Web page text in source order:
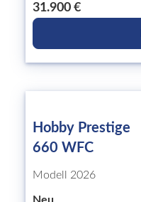
31.900 €
Hobby Prestige
660 WFC
Modell 2026
Neu